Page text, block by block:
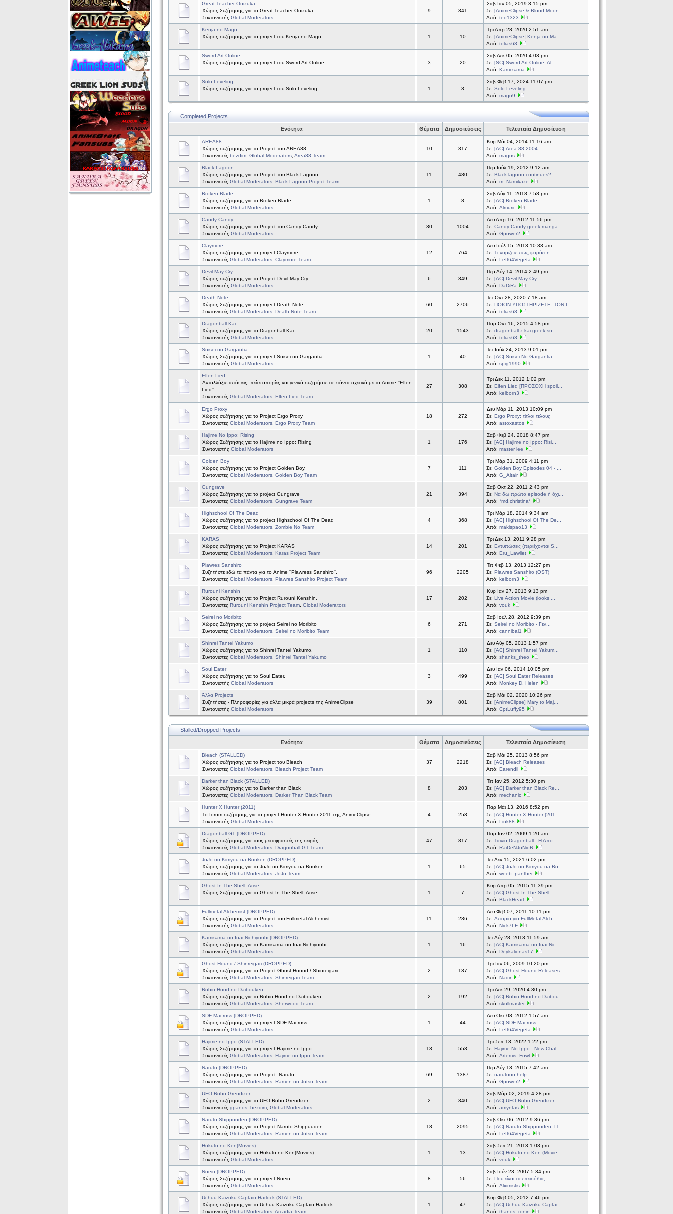
Great Teacher Onizuka
Χώρος Συζήτησης για το Great Teacher Onizuka
Συντονιστής Global Moderators
9 341
Σαβ Ιαν 05, 2019 3:15 pm
Σε: [AnimeClipse & Blood Moon...
Από: teo1323
Kenja no Mago
Χώρος συζήτησης για τα project του Kenja no Mago.
1 10
Τρι Απρ 28, 2020 2:51 am
Σε: [AnimeClipse] Kenja no Ma...
Από: tolias63
Sword Art Online
Χώρος συζήτησης για τα project του Sword Art Online.
3 20
Σαβ Δεκ 05, 2020 4:03 pm
Σε: [SC] Sword Art Online: Al...
Από: Kami-sama
Solo Leveling
Χώρος συζήτησης για τα project του Solo Leveling.
1 3
Σαβ Φεβ 17, 2024 11:07 pm
Σε: Solo Leveling
Από: mago9
Completed Projects
Ενότητα Θέματα Δημοσιεύσεις Τελευταία Δημοσίευση
AREA88
Χώρος συζήτησης για το Project του AREA88.
Συντονιστές bezdim, Global Moderators, Area88 Team
10 317
Κυρ Μάι 04, 2014 11:16 am
Σε: [AC] Area 88 2004
Από: magus
Black Lagoon
Χώρος συζήτησης για το Project του Black Lagoon.
Συντονιστές Global Moderators, Black Lagoon Project Team
11 480
Πεμ Ιούλ 19, 2012 9:12 am
Σε: Black lagoon continues?
Από: m_Namikaze
Broken Blade
Χώρος συζήτησης για το Broken Blade
Συντονιστής Global Moderators
1 8
Σαβ Αύγ 11, 2018 7:58 pm
Σε: [AC] Broken Blade
Από: Almuric
Candy Candy
Χώρος συζήτησης για το Project του Candy Candy
Συντονιστής Global Moderators
30 1004
Δευ Απρ 16, 2012 11:56 pm
Σε: Candy Candy greek manga
Από: Gpower2
Claymore
Χώρος συζήτησης για το project Claymore.
Συντονιστές Global Moderators, Claymore Team
12 764
Δευ Ιούλ 15, 2013 10:33 am
Σε: Τι νομίζετε πως φοράει η ...
Από: Left64Vegeta
Devil May Cry
Χώρος συζήτησης για το Project Devil May Cry
Συντονιστής Global Moderators
6 349
Πεμ Αύγ 14, 2014 2:49 pm
Σε: [AC] Devil May Cry
Από: DaDiRa
Death Note
Χώρος Συζήτησης για το project Death Note
Συντονιστές Global Moderators, Death Note Team
60 2706
Τετ Οκτ 28, 2020 7:18 am
Σε: ΠΟΙΟΝ ΥΠΟΣΤΗΡΙΖΕΤΕ: ΤΟΝ L...
Από: tolias63
Dragonball Kai
Χώρος συζήτησης για το Dragonball Kai.
Συντονιστής Global Moderators
20 1543
Παρ Οκτ 16, 2015 4:58 pm
Σε: dragonball z kai greek su...
Από: tolias63
Suisei no Gargantia
Χώρος Συζήτησης για το project Suisei no Gargantia
Συντονιστής Global Moderators
1 40
Τετ Ιούλ 24, 2013 9:01 pm
Σε: [AC] Suisei No Gargantia
Από: spig1990
Elfen Lied
Ανταλλάξτε απόψεις, πείτε απορίες και γενικά συζητήστε τα πάντα σχετικά με το Anime ''Elfen
Lied''.
Συντονιστές Global Moderators, Elfen Lied Team
27 308
Τρι Δεκ 11, 2012 1:02 pm
Σε: Elfen Lied [ΠΡΟΣΟΧΗ spoil...
Από: kelborn3
Ergo Proxy
Χώρος συζήτησης για το Project Ergo Proxy
Συντονιστές Global Moderators, Ergo Proxy Team
18 272
Δευ Μάρ 11, 2013 10:09 pm
Σε: Ergo Proxy: τίτλοι τέλους
Από: astoxastos
Hajime No Ippo: Rising
Χώρος Συζήτησης για το Hajime no Ippo: Rising
Συντονιστής Global Moderators
1 176
Σαβ Φεβ 24, 2018 8:47 pm
Σε: [AC] Hajime no Ippo: Risi...
Από: master lee
Golden Boy
Χώρος συζήτησης για το Project Golden Boy.
Συντονιστές Global Moderators, Golden Boy Team
7 111
Τρι Μάρ 31, 2009 4:11 pm
Σε: Golden Boy Episodes 04 - ...
Από: G_Altair
Gungrave
Χώρος Συζήτησης για το project Gungrave
Συντονιστές Global Moderators, Gungrave Team
21 394
Σαβ Οκτ 22, 2011 2:43 pm
Σε: Να δω πρώτο episode ή όχι...
Από: *md.christina*
Highschool Of The Dead
Χώρος συζήτησης για το project Highschool Of The Dead
Συντονιστές Global Moderators, Zombie No Team
4 368
Τρι Μάρ 18, 2014 9:34 am
Σε: [AC] Highschool Of The De...
Από: makispao13
KARAS
Χώρος συζήτησης για το Project KARAS
Συντονιστές Global Moderators, Karas Project Team
14 201
Τρι Δεκ 13, 2011 9:28 pm
Σε: Εντυπώσεις (περιέχονται S...
Από: Eru_Lawliet
Plawres Sanshiro
Συζητήστε εδώ τα πάντα για το Anime ''Plawress Sanshiro''.
Συντονιστές Global Moderators, Plawres Sanshiro Project Team
96 2205
Τετ Φεβ 13, 2013 12:27 pm
Σε: Plawres Sanshiro (OST)
Από: kelborn3
Rurouni Kenshin
Χώρος συζήτησης για το Project Rurouni Kenshin.
Συντονιστές Rurouni Kenshin Project Team, Global Moderators
17 202
Κυρ Ιαν 27, 2013 9:13 pm
Σε: Live Action Movie (looks ...
Από: vouk
Seirei no Moribito
Χώρος Συζήτησης για το project Seirei no Moribito
Συντονιστές Global Moderators, Seirei no Moribito Team
6 271
Σαβ Ιούλ 28, 2012 9:39 pm
Σε: Seirei no Moribito - Γεν...
Από: cannibal1
Shinrei Tantei Yakumo
Χώρος συζήτησης για το Shinrei Tantei Yakumo.
Συντονιστές Global Moderators, Shinrei Tantei Yakumo
1 110
Δευ Αύγ 05, 2013 1:57 pm
Σε: [AC] Shinrei Tantei Yakum...
Από: shanks_theo
Soul Eater
Χώρος συζήτησης για το Soul Eater.
Συντονιστής Global Moderators
3 499
Δευ Ιαν 06, 2014 10:05 pm
Σε: [AC] Soul Eater Releases
Από: Monkey D. Helen
Άλλα Projects
Συζητήσεις - Πληροφορίες για άλλα μικρά projects της AnimeClipse
Συντονιστής Global Moderators
39 801
Σαβ Μάι 02, 2020 10:26 pm
Σε: [AnimeClipse] Mary to Maj...
Από: CptLuffy95
Stalled/Dropped Projects
Ενότητα Θέματα Δημοσιεύσεις Τελευταία Δημοσίευση
Bleach (STALLED)
Χώρος συζήτησης για το Project του Bleach
Συντονιστές Global Moderators, Bleach Project Team
37 2218
Σαβ Μάι 25, 2013 8:56 pm
Σε: [AC] Bleach Releases
Από: Earendil
Darker than Black (STALLED)
Χώρος συζήτησης για το Darker than Black
Συντονιστές Global Moderators, Darker Than Black Team
8 203
Τετ Ιαν 25, 2012 5:30 pm
Σε: [ΑC] Darker than Black Re...
Από: mechanic
Hunter X Hunter (2011)
Το forum συζήτησης για το project Hunter X Hunter 2011 της AnimeClipse
Συντονιστής Global Moderators
4 253
Παρ Μάι 13, 2016 8:52 pm
Σε: [AC] Hunter X Hunter (201...
Από: Link88
Dragonball GT (DROPPED)
Χώρος συζήτησης για τους μεταφραστές της σειράς.
Συντονιστές Global Moderators, Dragonball GT Team
47 817
Παρ Ιαν 02, 2009 1:20 am
Σε: Ταινία Dragonball - Η Απο...
Από: RaiDeNJuNioR
JoJo no Kimyou na Bouken (DROPPED)
Χώρος συζήτησης για το JoJo no Kimyou na Bouken
Συντονιστές Global Moderators, JoJo Team
1 65
Τετ Δεκ 15, 2021 6:02 pm
Σε: [AC] JoJo no Kimyou na Bo...
Από: weeb_panther
Ghost In The Shell: Arise
Χώρος Συζήτησης για το Ghost In The Shell: Arise
1 7
Κυρ Απρ 05, 2015 11:39 pm
Σε: [AC] Ghost In The Shell: ...
Από: BlackHeart
Fullmetal Alchemist (DROPPED)
Χώρος συζήτησης για το Project του Fullmetal Alchemist.
Συντονιστής Global Moderators
11 236
Δευ Φεβ 07, 2011 10:11 pm
Σε: Απορία για FullMetal Alch...
Από: Nick7LF
Kamisama no Inai Nichiyoubi (DROPPED)
Χώρος συζήτησης για το Kamisama no Inai Nichiyoubi.
Συντονιστής Global Moderators
1 16
Τετ Αύγ 28, 2013 11:59 am
Σε: [AC] Kamisama no Inai Nic...
Από: Deykalionas17
Ghost Hound / Shinreigari (DROPPED)
Χώρος συζήτησης για το Project Ghost Hound / Shinreigari
Συντονιστές Global Moderators, Shinreigari Team
2 137
Τρι Ιαν 06, 2009 10:20 pm
Σε: [AC] Ghost Hound Releases
Από: Nadir
Robin Hood no Daibouken
Χώρος συζήτησης για το Robin Hood no Daibouken.
Συντονιστές Global Moderators, Sherwood Team
2 192
Τρι Δεκ 29, 2020 4:30 pm
Σε: [AC] Robin Hood no Daibou...
Από: skullmaster
SDF Macross (DROPPED)
Χώρος συζήτησης για το project SDF Macross
Συντονιστής Global Moderators
1 44
Δευ Οκτ 08, 2012 1:57 am
Σε: [AC] SDF Macross
Από: Left64Vegeta
Hajime no Ippo (STALLED)
Χώρος Συζήτησης για το project Hajime no Ippo
Συντονιστές Global Moderators, Hajime no Ippo Team
13 553
Τρι Σεπ 13, 2022 1:22 pm
Σε: Hajime No Ippo - New Chal...
Από: Artemis_Fowl
Naruto (DROPPED)
Χώρος συζήτησης για το Project: Naruto
Συντονιστές Global Moderators, Ramen no Jutsu Team
69 1387
Πεμ Αύγ 13, 2015 7:42 am
Σε: narutooo help
Από: Gpower2
UFO Robo Grendizer
Χώρος συζήτησης για το UFO Robo Grendizer
Συντονιστές gpanos, bezdim, Global Moderators
2 340
Σαβ Μάρ 02, 2019 4:28 pm
Σε: [AC] UFO Robo Grendizer
Από: amyntas
Naruto Shippuuden (DROPPED)
Χώρος συζήτησης για το Project Naruto Shippuuden
Συντονιστές Global Moderators, Ramen no Jutsu Team
18 2095
Σαβ Οκτ 06, 2012 9:36 pm
Σε: [AC] Naruto Shippuuden. Π...
Από: Left64Vegeta
Hokuto no Ken(Movies)
Χώρος συζήτησης για το Hokuto no Ken(Movies)
Συντονιστής Global Moderators
1 13
Σαβ Σεπ 21, 2013 1:03 pm
Σε: [AC] Hokuto no Ken (Movie...
Από: vouk
Noein (DROPPED)
Χώρος Συζήτησης για το project Noein
Συντονιστής Global Moderators
8 56
Σαβ Ιούν 23, 2007 5:34 pm
Σε: Που είναι τα επεισόδια;
Από: Alximistis
Uchuu Kaizoku Captain Harlock (STALLED)
Χώρος συζήτησης για το Uchuu Kaizoku Captain Harlock
Συντονιστές Global Moderators, Arcadia Team
1 47
Κυρ Φεβ 05, 2012 7:46 pm
Σε: [AC] Uchuu Kaizoku Captai...
Από: thanos_ronin